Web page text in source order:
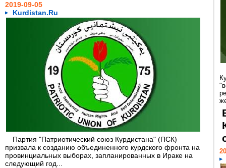
2019-09-05
Kurdistan.Ru
Партия "Патриотический союз Курдистана" (ПСК)
призвала к созданию объединенного курдского фронта на
провинциальных выборах, запланированных в Ираке на
следующий год...